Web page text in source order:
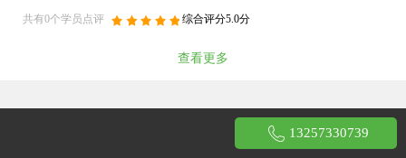
共有0个学员点评 综合评分5.0分
查看更多
13257330739